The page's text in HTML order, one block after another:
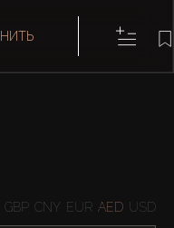
GBP CNY EUR AED USD